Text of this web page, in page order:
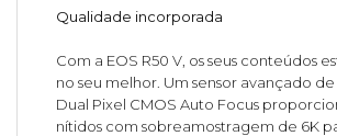
Qualidade incorporada
Com a EOS R50 V, os seus conteúdos
no seu melhor. Um sensor avançado
Dual Pixel CMOS Auto Focus
nítidos com sobreamostragem de 6K